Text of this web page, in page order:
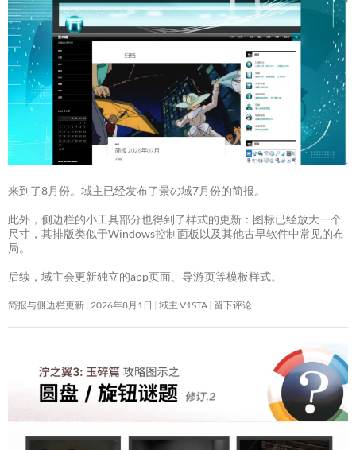
来到了8月份。域主已经发布了景の域7月份的简报。
此外，侧边栏的小工具部分也得到了样式的更新：图标已经放大一个
尺寸，其排版类似于Windows控制面板以及其他古早软件中常见的布
局。
后续，域主会更新独立的app页面、导游页等模板样式。
简报与侧边栏更新 2026年8月1日 域主 V1STA 留下评论